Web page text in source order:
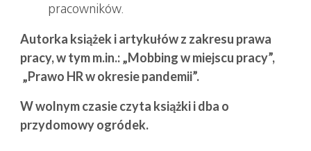
pracowników.
Autorka książek i artykułów z zakresu prawa
pracy, w tym m.in.: „Mobbing w miejscu pracy”,
„Prawo HR w okresie pandemii”.
W wolnym czasie czyta książki i dba o
przydomowy ogródek.